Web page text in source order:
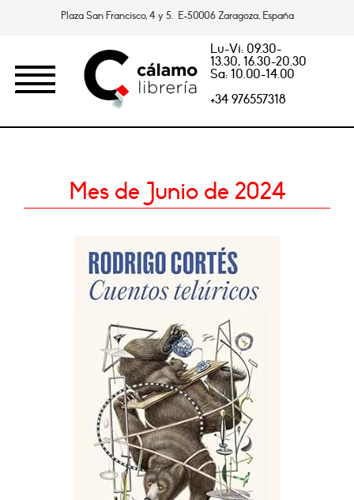
Plaza San Francisco, 4 y 5. E-50006 Zaragoza, España
Lu-Vi: 09.30-
13.30, 16.30-20.30
Sa: 10.00-14.00
+34 976557318
Mes de Junio de 2024